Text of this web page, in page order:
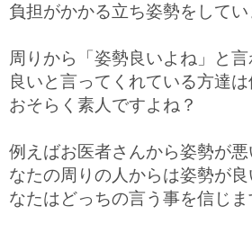
負担がかかる立ち姿勢をしてい
周りから「姿勢良いよね」と
良いと言ってくれている方達
おそらく素人ですよね？
例えばお医者さんから姿勢が
なたの周りの人からは姿勢が
なたはどっちの言う事を信じま